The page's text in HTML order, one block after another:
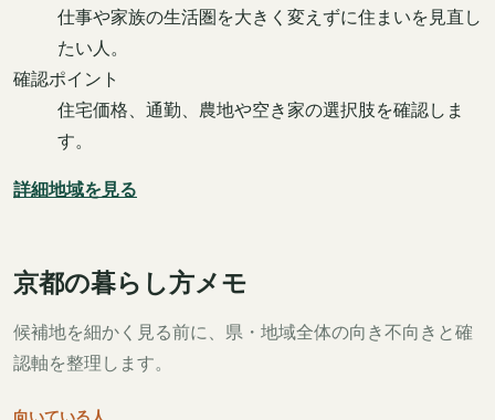
仕事や家族の生活圏を大きく変えずに住まいを見直し
たい人。
確認ポイント
住宅価格、通勤、農地や空き家の選択肢を確認しま
す。
詳細地域を見る
京都の暮らし方メモ
候補地を細かく見る前に、県・地域全体の向き不向きと確
認軸を整理します。